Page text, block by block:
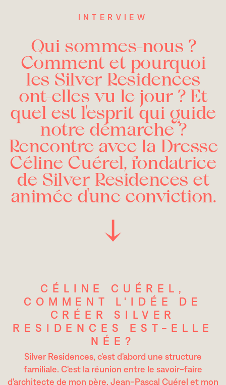
INTERVIEW
Qui sommes-nous ?
Comment et pourquoi
les Silver Residences
ont-elles vu le jour ? Et
quel est l'esprit qui guide
notre démarche ?
Rencontre avec la Dresse
Céline Cuérel, fondatrice
de Silver Residences et
animée d'une conviction.
CÉLINE CUÉREL,
COMMENT L'IDÉE DE
CRÉER SILVER
RESIDENCES EST-ELLE
NÉE?
Silver Residences, c'est d'abord une structure
familiale. C'est la réunion entre le savoir-faire
d'architecte de mon père, Jean-Pascal Cuérel et mon